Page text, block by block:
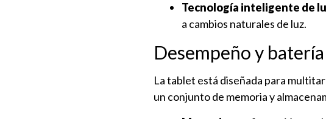
Tecnología inteligente de
a cambios naturales de luz.
Desempeño y batería
La tablet está diseñada para
un conjunto de memoria y